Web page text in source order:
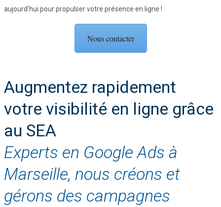
aujourd'hui pour propulser votre présence en ligne !
Nous contacter
Augmentez rapidement
votre visibilité en ligne grâce
au SEA
Experts en Google Ads à
Marseille, nous créons et
gérons des campagnes